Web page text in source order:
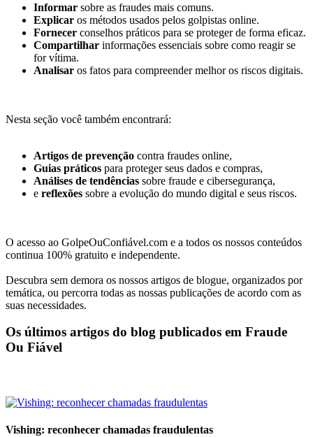
Informar sobre as fraudes mais comuns.
Explicar os métodos usados pelos golpistas online.
Fornecer conselhos práticos para se proteger de forma eficaz.
Compartilhar informações essenciais sobre como reagir se
for vítima.
Analisar os fatos para compreender melhor os riscos digitais.
Nesta seção você também encontrará:
Artigos de prevenção contra fraudes online,
Guias práticos para proteger seus dados e compras,
Análises de tendências sobre fraude e cibersegurança,
e reflexões sobre a evolução do mundo digital e seus riscos.
O acesso ao GolpeOuConfiável.com e a todos os nossos conteúdos
continua 100% gratuito e independente.
Descubra sem demora os nossos artigos de blogue, organizados por
temática, ou percorra todas as nossas publicações de acordo com as
suas necessidades.
Os últimos artigos do blog publicados em Fraude
Ou Fiável
Vishing: reconhecer chamadas fraudulentas